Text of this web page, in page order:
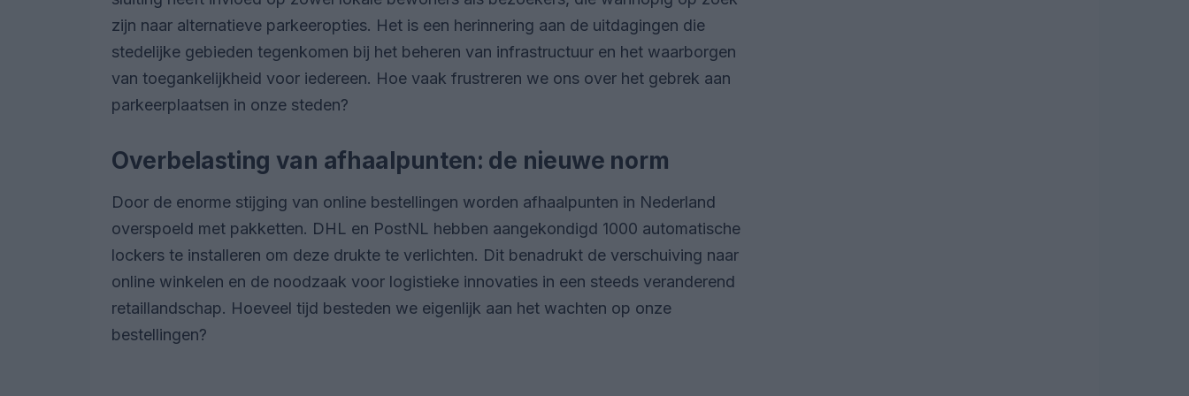
zijn naar alternatieve parkeeropties. Het is een herinnering aan de uitdagingen die
stedelijke gebieden tegenkomen bij het beheren van infrastructuur en het waarborgen
van toegankelijkheid voor iedereen. Hoe vaak frustreren we ons over het gebrek aan
parkeerplaatsen in onze steden?
Overbelasting van afhaalpunten: de nieuwe norm
Door de enorme stijging van online bestellingen worden afhaalpunten in Nederland
overspoeld met pakketten. DHL en PostNL hebben aangekondigd 1000 automatische
lockers te installeren om deze drukte te verlichten. Dit benadrukt de verschuiving naar
online winkelen en de noodzaak voor logistieke innovaties in een steeds veranderend
retaillandschap. Hoeveel tijd besteden we eigenlijk aan het wachten op onze
bestellingen?